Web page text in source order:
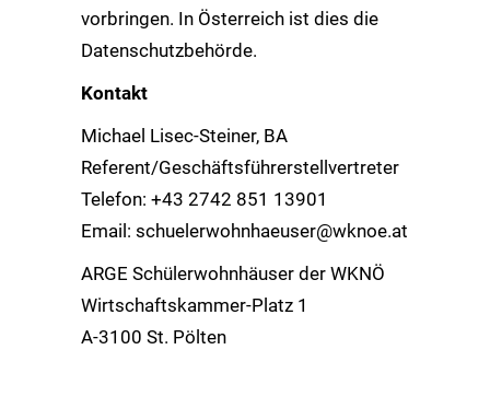
vorbringen. In Österreich ist dies die
Datenschutzbehörde.
Kontakt
Michael Lisec-Steiner, BA
Referent/Geschäftsführerstellvertreter
Telefon: +43 2742 851 13901
Email: schuelerwohnhaeuser@wknoe.at
ARGE Schülerwohnhäuser der WKNÖ
Wirtschaftskammer-Platz 1
A-3100 St. Pölten